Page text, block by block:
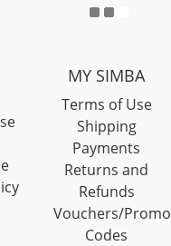
MY SIMBA
Terms of Use
Shipping
Payments
Returns and
Refunds
Vouchers/Promo
Codes